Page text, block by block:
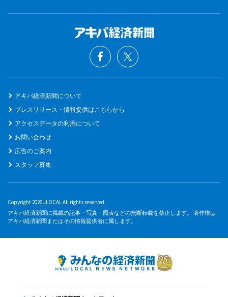
アキバ経済新聞について
プレスリリース・情報提供はこちらから
アクセスデータの利用について
お問い合わせ
広告のご案内
スタッフ募集
Copyright 2026 JLOCAL All rights reserved.
アキバ経済新聞に掲載の記事・写真・図表などの無断転載を禁止します。 著作権は
アキバ経済新聞またはその情報提供者に属します。